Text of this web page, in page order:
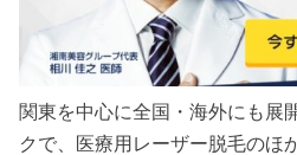
関東を中心に全国・海外にも展
クで、医療用レーザー脱毛のほ